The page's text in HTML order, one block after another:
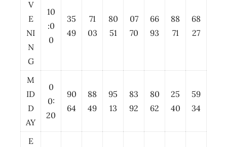
V
E
NI
N
G
10
:0
0
35
49
71
03
80
51
07
70
66
93
88
71
68
27
M
ID
D
AY
0
0:
20
90
64
88
49
95
13
83
92
80
62
25
40
59
34
E